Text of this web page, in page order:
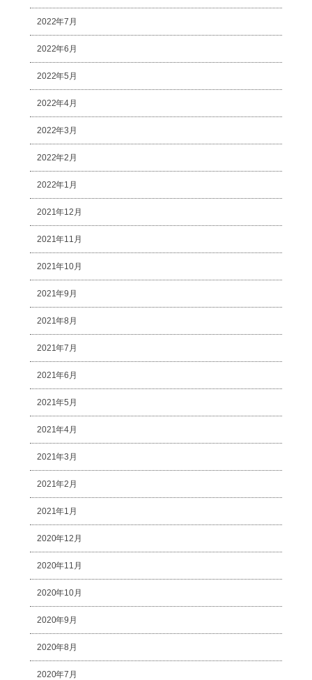
2022年7月
2022年6月
2022年5月
2022年4月
2022年3月
2022年2月
2022年1月
2021年12月
2021年11月
2021年10月
2021年9月
2021年8月
2021年7月
2021年6月
2021年5月
2021年4月
2021年3月
2021年2月
2021年1月
2020年12月
2020年11月
2020年10月
2020年9月
2020年8月
2020年7月